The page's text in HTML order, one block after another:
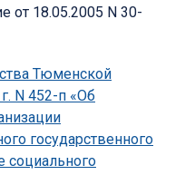
от 18.05.2005 N 30-
Тюменской
N 452-п «Об
государственного
социального